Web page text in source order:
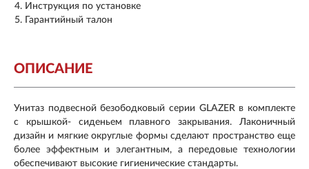
Инструкция по установке
Гарантийный талон
ОПИСАНИЕ
Унитаз подвесной безободковый серии GLAZER в комплекте
с крышкой- сиденьем плавного закрывания. Лаконичный
дизайн и мягкие округлые формы сделают пространство еще
более эффектным и элегантным, а передовые технологии
обеспечивают высокие гигиенические стандарты.